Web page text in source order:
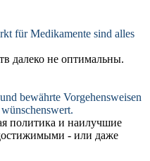
für Medikamente sind alles
далеко не оптимальны.
bewährte Vorgehensweisen
политика и наилучшие
- или даже